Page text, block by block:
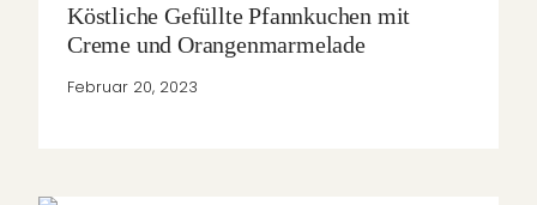
Köstliche Gefüllte Pfannkuchen mit
Creme und Orangenmarmelade
Februar 20, 2023